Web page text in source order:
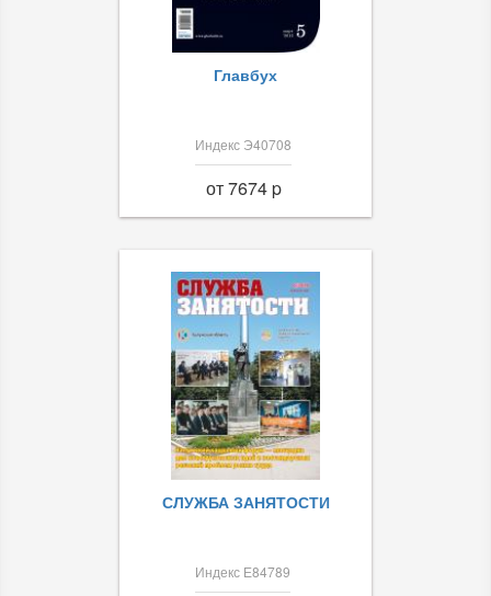
Главбух
Индекс Э40708
от 7674 p
СЛУЖБА ЗАНЯТОСТИ
Индекс Е84789